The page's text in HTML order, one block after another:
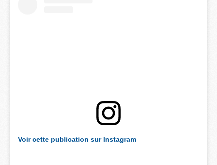
Voir cette publication sur Instagram